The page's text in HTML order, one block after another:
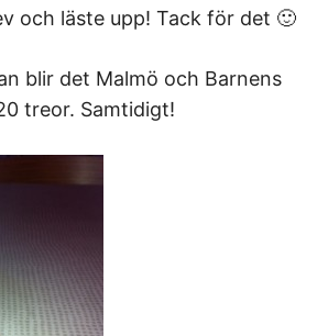
och läste upp! Tack för det 🙂
blir det Malmö och Barnens
treor. Samtidigt!